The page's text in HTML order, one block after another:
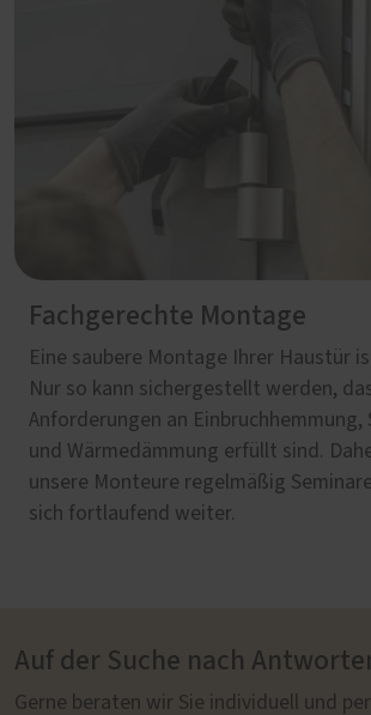
Fachgerechte Montage
Eine saubere Montage Ihrer Haustür
Nur so kann sichergestellt werden,
Anforderungen an Einbruchhemmung,
und Wärmedämmung erfüllt sind.
unsere Monteure regelmäßig
sich fortlaufend weiter.
Auf der Suche nach
Gerne beraten wir Sie individuell und